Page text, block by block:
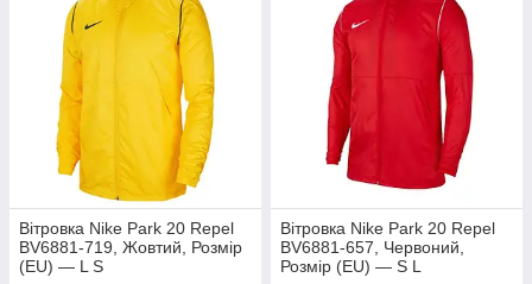
Вітровка Nike Park 20 Repel
BV6881-719, Жовтий, Розмір
(EU) — L S
Вітровка Nike Park 20 Repel
BV6881-657, Червоний,
Розмір (EU) — S L